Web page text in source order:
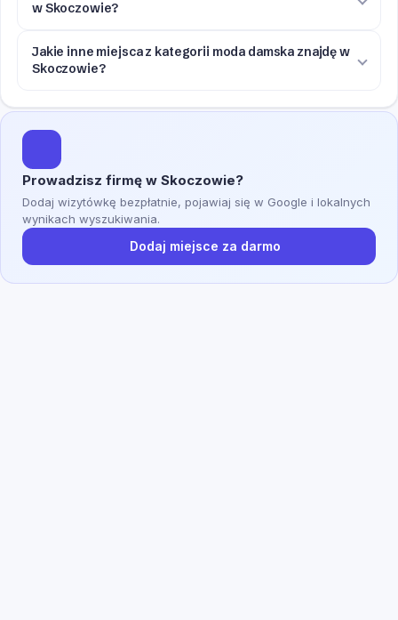
w Skoczowie?
Jakie inne miejsca z kategorii moda damska znajdę w
Skoczowie?
Prowadzisz firmę w Skoczowie?
Dodaj wizytówkę bezpłatnie, pojawiaj się w Google i lokalnych
wynikach wyszukiwania.
Dodaj miejsce za darmo